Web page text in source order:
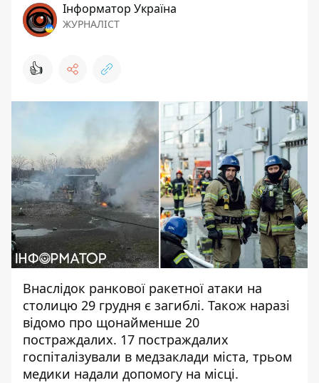
Інформатор Україна
ЖУРНАЛІСТ
👍
Внаслідок ранкової ракетної атаки на
столицю 29 грудня є загиблі. Також наразі
відомо про щонайменше 20
постраждалих. 17 постраждалих
госпіталізували в медзаклади міста, трьом
медики надали допомогу на місці.